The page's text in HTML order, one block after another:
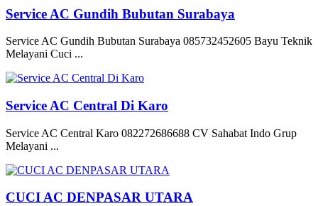
Service AC Gundih Bubutan Surabaya
Service AC Gundih Bubutan Surabaya 085732452605 Bayu Teknik
Melayani Cuci ...
Service AC Central Di Karo
Service AC Central Karo 082272686688 CV Sahabat Indo Grup
Melayani ...
CUCI AC DENPASAR UTARA